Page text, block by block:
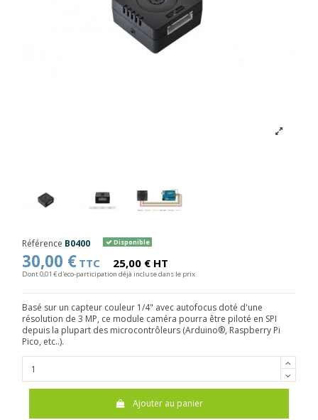
Référence B0400 Disponible
30,00 € TTC 25,00 € HT
Dont 0,01 € d'eco-participation déjà incluse dans le prix
Basé sur un capteur couleur 1/4" avec autofocus doté d'une
résolution de 3 MP, ce module caméra pourra être piloté en SPI
depuis la plupart des microcontrôleurs (Arduino®, Raspberry Pi
Pico, etc..).
Ajouter au panier